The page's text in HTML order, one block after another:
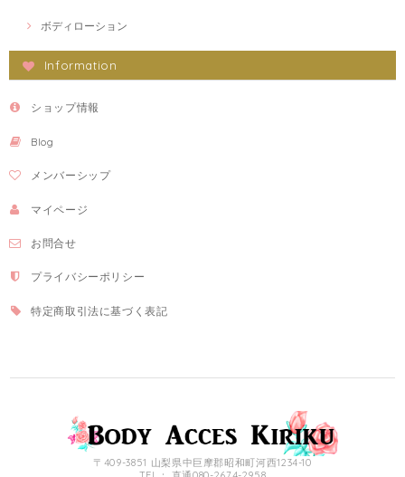
ボディローション
Information
ショップ情報
Blog
メンバーシップ
マイページ
お問合せ
プライバシーポリシー
特定商取引法に基づく表記
〒409-3851 山梨県中巨摩郡昭和町河西1234-10